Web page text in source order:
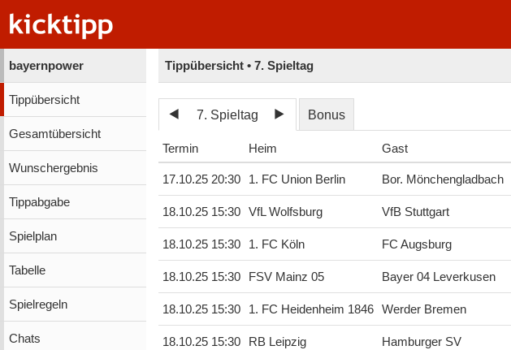
bayernpower
Tippübersicht
Gesamtübersicht
Wunschergebnis
Tippabgabe
Spielplan
Tabelle
Spielregeln
Chats
Tippübersicht • 7. Spieltag
7. Spieltag Bonus
Termin Heim Gast
17.10.25 20:30 1. FC Union Berlin Bor. Mönchengladbach
18.10.25 15:30 VfL Wolfsburg VfB Stuttgart
18.10.25 15:30 1. FC Köln FC Augsburg
18.10.25 15:30 FSV Mainz 05 Bayer 04 Leverkusen
18.10.25 15:30 1. FC Heidenheim 1846 Werder Bremen
18.10.25 15:30 RB Leipzig Hamburger SV